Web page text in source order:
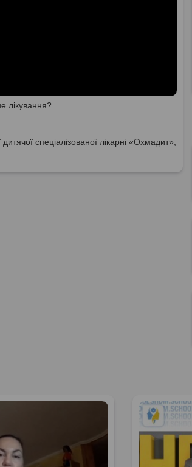
лікування?
спеціалізованої лікарні «Охмадит»,